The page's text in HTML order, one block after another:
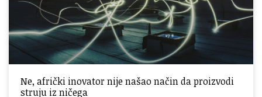
Ne, afrički inovator nije našao način da proizvodi
struju iz ničega